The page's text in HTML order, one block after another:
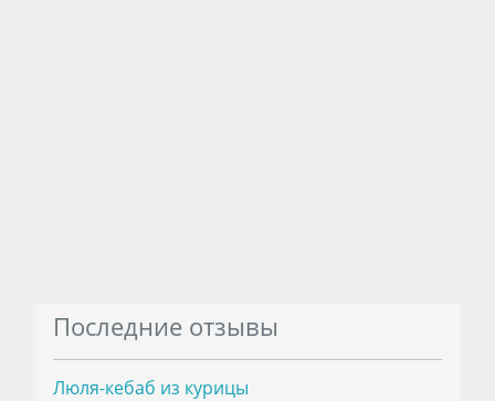
Последние отзывы
Люля-кебаб из курицы